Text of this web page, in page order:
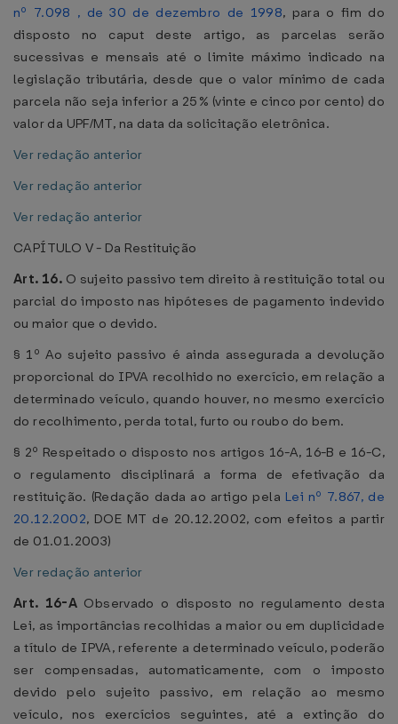
nº 7.098 , de 30 de dezembro de 1998, para o fim do
disposto no caput deste artigo, as parcelas serão
sucessivas e mensais até o limite máximo indicado na
legislação tributária, desde que o valor mínimo de cada
parcela não seja inferior a 25% (vinte e cinco por cento) do
valor da UPF/MT, na data da solicitação eletrônica.
Ver redação anterior
Ver redação anterior
Ver redação anterior
CAPÍTULO V - Da Restituição
Art. 16. O sujeito passivo tem direito à restituição total ou
parcial do imposto nas hipóteses de pagamento indevido
ou maior que o devido.
§ 1º Ao sujeito passivo é ainda assegurada a devolução
proporcional do IPVA recolhido no exercício, em relação a
determinado veículo, quando houver, no mesmo exercício
do recolhimento, perda total, furto ou roubo do bem.
§ 2º Respeitado o disposto nos artigos 16-A, 16-B e 16-C,
o regulamento disciplinará a forma de efetivação da
restituição. (Redação dada ao artigo pela Lei nº 7.867, de
20.12.2002, DOE MT de 20.12.2002, com efeitos a partir
de 01.01.2003)
Ver redação anterior
Art. 16-A Observado o disposto no regulamento desta
Lei, as importâncias recolhidas a maior ou em duplicidade
a título de IPVA, referente a determinado veículo, poderão
ser compensadas, automaticamente, com o imposto
devido pelo sujeito passivo, em relação ao mesmo
veículo, nos exercícios seguintes, até a extinção do